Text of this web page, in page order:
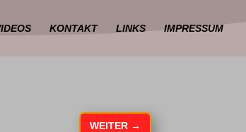
KONTAKT LINKS IMPRESSUM
WEITER→